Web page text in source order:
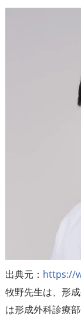
出典元： https://
牧野先生は、形
は形成外科診療